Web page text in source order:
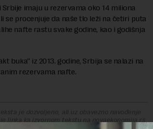
imaju u rezervama oko 14 miliona
se procenjuje da naše tlo leži na četiri puta
nafte rastu svake godine, kao i godišnja
buka“ iz 2013. godine, Srbija se nalazi na
rezervama nafte.
je dozvoljeno, ali uz obavezno navođenje
linka ka izvornom tekstu na novaekonomija.rs